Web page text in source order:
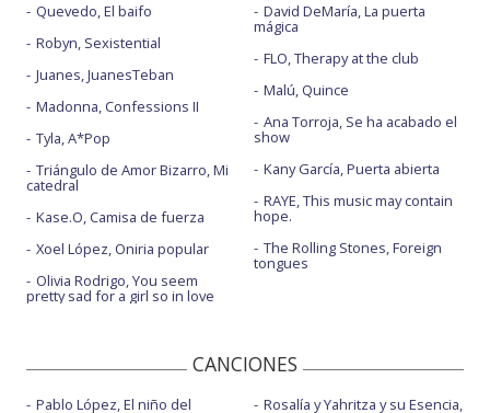
Quevedo, El baifo
Robyn, Sexistential
Juanes, JuanesTeban
Madonna, Confessions II
Tyla, A*Pop
Triángulo de Amor Bizarro, Mi
catedral
Kase.O, Camisa de fuerza
Xoel López, Oniria popular
Olivia Rodrigo, You seem
pretty sad for a girl so in love
David DeMaría, La puerta
mágica
FLO, Therapy at the club
Malú, Quince
Ana Torroja, Se ha acabado el
show
Kany García, Puerta abierta
RAYE, This music may contain
hope.
The Rolling Stones, Foreign
tongues
CANCIONES
Pablo López, El niño del Rosalía y Yahritza y su Esencia,